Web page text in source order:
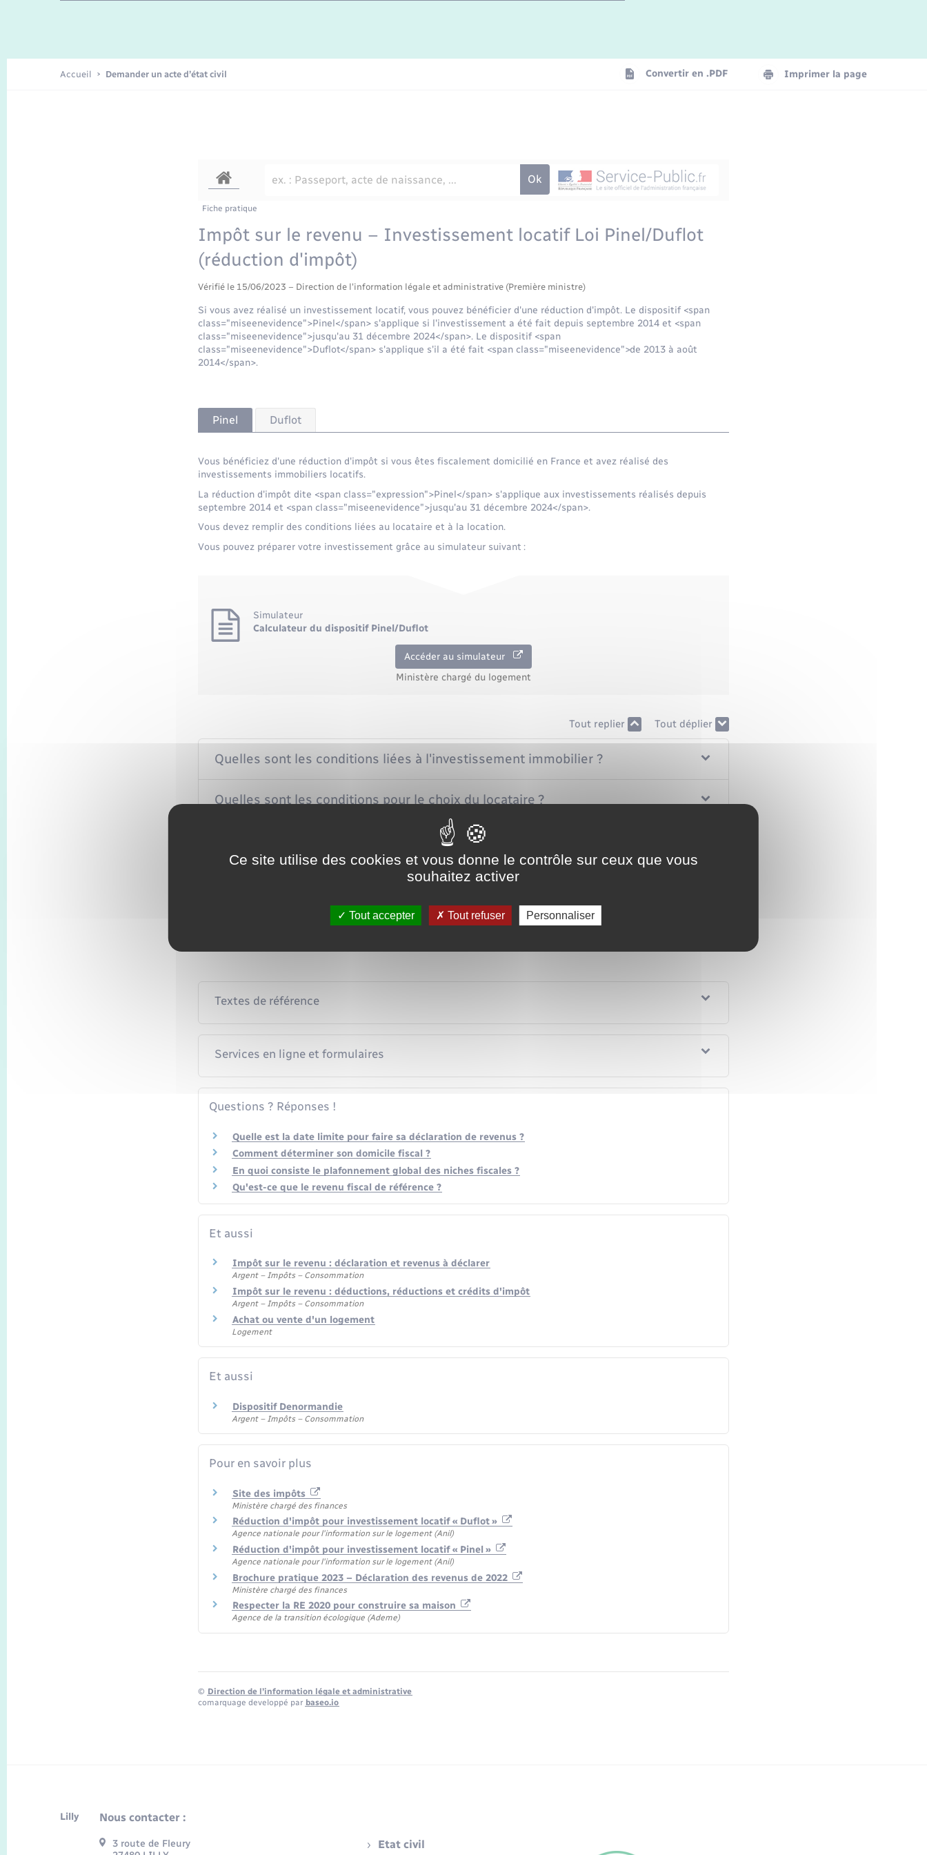
Enfants – Jeunes
Accueil Demander un acte d’état civil Convertir en .PDF Imprimer la page
Fiche pratique
Impôt sur le revenu – Investissement locatif Loi Pinel/Duflot
(réduction d'impôt)
Vérifié le 15/06/2023 – Direction de l'information légale et administrative (Première ministre)
Si vous avez réalisé un investissement locatif, vous pouvez bénéficier d'une réduction d'impôt. Le dispositif <span
class="miseenevidence">Pinel</span> s'applique si l'investissement a été fait depuis septembre 2014 et <span
class="miseenevidence">jusqu'au 31 décembre 2024</span>. Le dispositif <span
class="miseenevidence">Duflot</span> s'applique s'il a été fait <span class="miseenevidence">de 2013 à août
2014</span>.
Pinel Duflot
Vous bénéficiez d'une réduction d'impôt si vous êtes fiscalement domicilié en France et avez réalisé des
investissements immobiliers locatifs.
La réduction d'impôt dite <span class="expression">Pinel</span> s'applique aux investissements réalisés depuis
septembre 2014 et <span class="miseenevidence">jusqu'au 31 décembre 2024</span>.
Vous devez remplir des conditions liées au locataire et à la location.
Vous pouvez préparer votre investissement grâce au simulateur suivant :
Simulateur
Calculateur du dispositif Pinel/Duflot
Accéder au simulateur
Ministère chargé du logement
Tout replier Tout déplier
Quelles sont les conditions liées à l'investissement immobilier ?
Quelles sont les conditions pour le choix du locataire ?
Comment le logement doit-il être loué ?
Quel est le montant de la réduction d'impôt ?
Comment déclarer ?
Textes de référence
Services en ligne et formulaires
Questions ? Réponses !
Quelle est la date limite pour faire sa déclaration de revenus ?
Comment déterminer son domicile fiscal ?
En quoi consiste le plafonnement global des niches fiscales ?
Qu'est-ce que le revenu fiscal de référence ?
Et aussi
Impôt sur le revenu : déclaration et revenus à déclarer
Argent – Impôts – Consommation
Impôt sur le revenu : déductions, réductions et crédits d'impôt
Argent – Impôts – Consommation
Achat ou vente d'un logement
Logement
Et aussi
Dispositif Denormandie
Argent – Impôts – Consommation
Pour en savoir plus
Site des impôts
Ministère chargé des finances
Réduction d'impôt pour investissement locatif « Duflot »
Agence nationale pour l'information sur le logement (Anil)
Réduction d'impôt pour investissement locatif « Pinel »
Agence nationale pour l'information sur le logement (Anil)
Brochure pratique 2023 – Déclaration des revenus de 2022
Ministère chargé des finances
Respecter la RE 2020 pour construire sa maison
Agence de la transition écologique (Ademe)
© Direction de l’information légale et administrative
comarquage developpé par baseo.io
Lilly Nous contacter :
3 route de Fleury
Etat civil
Ce site utilise des cookies et vous donne le contrôle sur ceux que vous
souhaitez activer
Tout accepter Tout refuser Personnaliser